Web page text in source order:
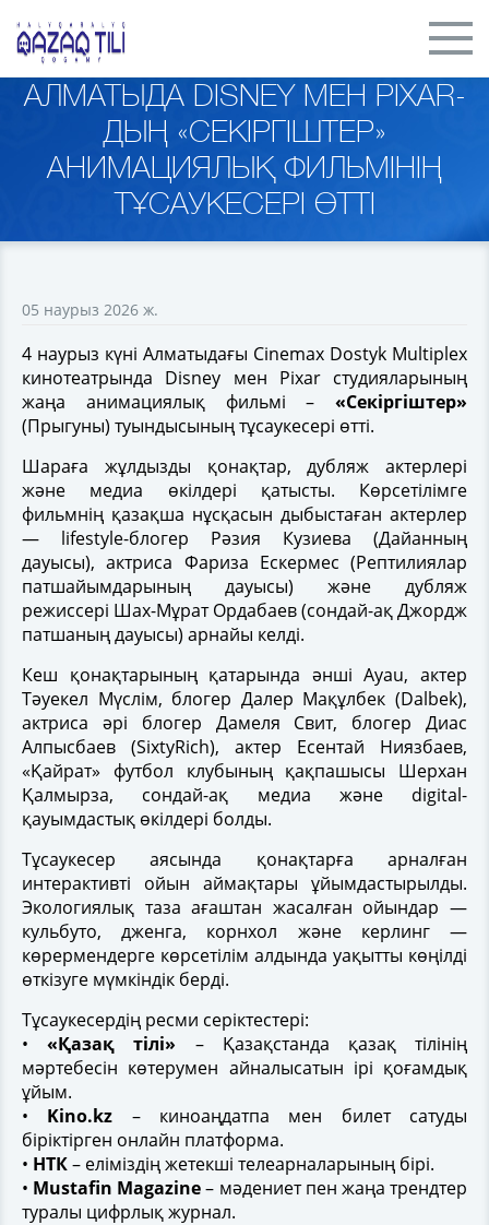
АЛМАТЫДА DISNEY МЕН PIXAR-
ДЫҢ «СЕКІРГІШТЕР»
АНИМАЦИЯЛЫҚ ФИЛЬМІНІҢ
ТҰСАУКЕСЕРІ ӨТТІ
05 наурыз 2026 ж.
4 наурыз күні Алматыдағы Cinemax Dostyk Multiplex
кинотеатрында Disney мен Pixar студияларының
жаңа анимациялық фильмі – «Секіргіштер»
(Прыгуны) туындысының тұсаукесері өтті.
Шараға жұлдызды қонақтар, дубляж актерлері
және медиа өкілдері қатысты. Көрсетілімге
фильмнің қазақша нұсқасын дыбыстаған актерлер
— lifestyle-блогер Рәзия Кузиева (Дайанның
дауысы), актриса Фариза Ескермес (Рептилиялар
патшайымдарының дауысы) және дубляж
режиссері Шах-Мұрат Ордабаев (сондай-ақ Джордж
патшаның дауысы) арнайы келді.
Кеш қонақтарының қатарында әнші Ayau, актер
Тәуекел Мүслім, блогер Далер Мақұлбек (Dalbek),
актриса әрі блогер Дамеля Свит, блогер Диас
Алпысбаев (SixtyRich), актер Есентай Ниязбаев,
«Қайрат» футбол клубының қақпашысы Шерхан
Қалмырза, сондай-ақ медиа және digital-
қауымдастық өкілдері болды.
Тұсаукесер аясында қонақтарға арналған
интерактивті ойын аймақтары ұйымдастырылды.
Экологиялық таза ағаштан жасалған ойындар —
кульбуто, дженга, корнхол және керлинг —
көрермендерге көрсетілім алдында уақытты көңілді
өткізуге мүмкіндік берді.
Тұсаукесердің ресми серіктестері:
•«Қазақ тілі» – Қазақстанда қазақ тілінің
мәртебесін көтерумен айналысатын ірі қоғамдық
ұйым.
• Kino.kz – киноаңдатпа мен билет сатуды
біріктірген онлайн платформа.
• НТК– еліміздің жетекші телеарналарының бірі.
• Mustafin Magazine– мәдениет пен жаңа трендтер
туралы цифрлық журнал.